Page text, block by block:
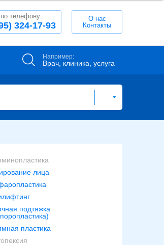
324-17-93
телефону:
О нас
Контакты
Например:
Врач, клиника, услуга
лица
подтяжка
пластика